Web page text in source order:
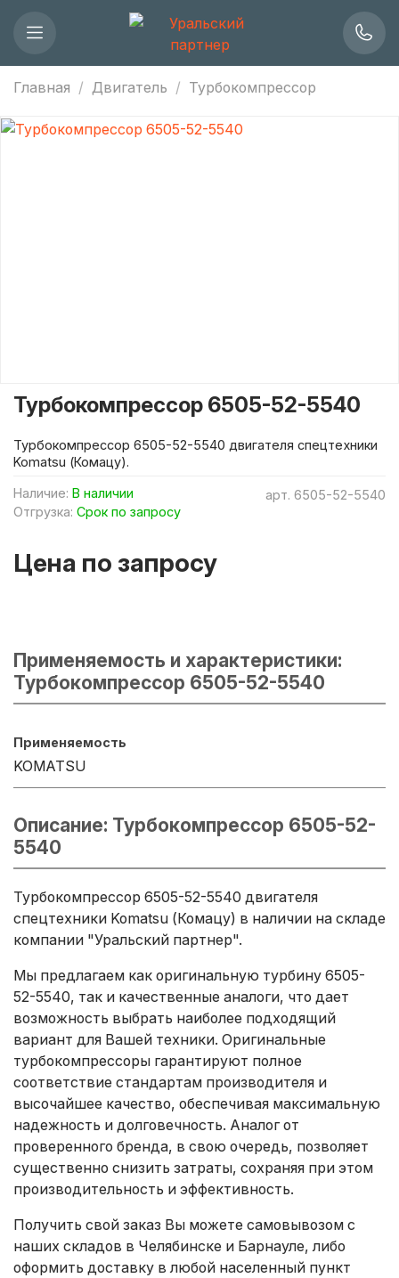
Главная Двигатель Турбокомпрессор
арт. 6505-52-5540
Наличие: В наличии
Отгрузка: Срок по запросу
Турбокомпрессор 6505-52-5540
Цена по запросу
Турбокомпрессор 6505-52-5540 двигателя спецтехники
Komatsu (Комацу).
Применяемость и характеристики:
Турбокомпрессор 6505-52-5540
Применяемость
KOMATSU
Описание: Турбокомпрессор 6505-52-
5540
Турбокомпрессор 6505-52-5540 двигателя
спецтехники Komatsu (Комацу) в наличии на складе
компании "Уральский партнер".
Мы предлагаем как оригинальную турбину 6505-
52-5540, так и качественные аналоги, что дает
возможность выбрать наиболее подходящий
вариант для Вашей техники. Оригинальные
турбокомпрессоры гарантируют полное
соответствие стандартам производителя и
высочайшее качество, обеспечивая максимальную
надежность и долговечность. Аналог от
проверенного бренда, в свою очередь, позволяет
существенно снизить затраты, сохраняя при этом
производительность и эффективность.
Получить свой заказ Вы можете самовывозом с
наших складов в Челябинске и Барнауле, либо
оформить доставку в любой населенный пункт